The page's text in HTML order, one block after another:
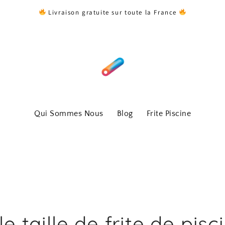
Livraison gratuite sur toute la France
Qui Sommes Nous Blog Frite Piscine